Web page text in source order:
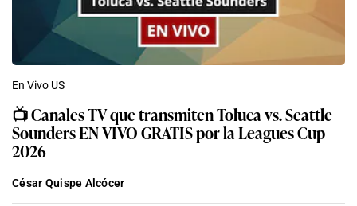
En Vivo US
📺 Canales TV que transmiten Toluca vs. Seattle
Sounders EN VIVO GRATIS por la Leagues Cup
2026
César Quispe Alcócer